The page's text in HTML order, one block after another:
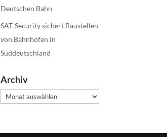
Deutschen Bahn
SAT-Security sichert Baustellen
von Bahnhöfen in
Süddeutschland
Archiv
Archiv